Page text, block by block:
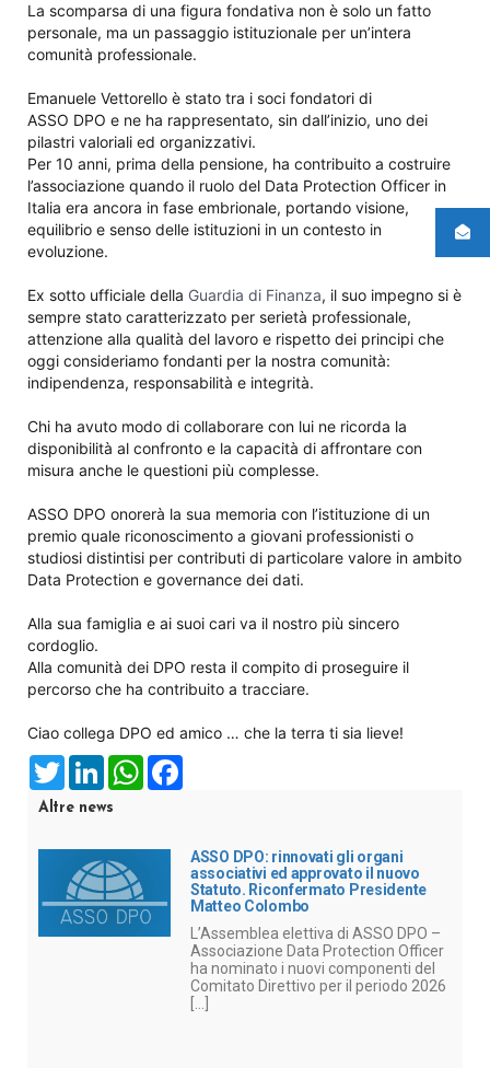
La scomparsa di una figura fondativa non è solo un fatto
personale, ma un passaggio istituzionale per un’intera
comunità professionale.
Emanuele Vettorello è stato tra i soci fondatori di
hashtag
ASSO DPO e ne ha rappresentato, sin dall’inizio, uno dei
pilastri valoriali ed organizzativi.
Per 10 anni, prima della pensione, ha contribuito a costruire
l’associazione quando il ruolo del Data Protection Officer in
Italia era ancora in fase embrionale, portando visione,
equilibrio e senso delle istituzioni in un contesto in
evoluzione.
Ex sotto ufficiale della Guardia di Finanza, il suo impegno si è
sempre stato caratterizzato per serietà professionale,
attenzione alla qualità del lavoro e rispetto dei principi che
oggi consideriamo fondanti per la nostra comunità:
indipendenza, responsabilità e integrità.
Chi ha avuto modo di collaborare con lui ne ricorda la
disponibilità al confronto e la capacità di affrontare con
misura anche le questioni più complesse.
ASSO DPO onorerà la sua memoria con l’istituzione di un
premio quale riconoscimento a giovani professionisti o
studiosi distintisi per contributi di particolare valore in ambito
Data Protection e governance dei dati.
Alla sua famiglia e ai suoi cari va il nostro più sincero
cordoglio.
Alla comunità dei DPO resta il compito di proseguire il
percorso che ha contribuito a tracciare.
Ciao collega DPO ed amico … che la terra ti sia lieve!
TwitterLinkedInWhatsApp
Altre news
ASSO DPO: rinnovati gli organi
associativi ed approvato il nuovo
Statuto. Riconfermato Presidente
Matteo Colombo
L’Assemblea elettiva di ASSO DPO –
Associazione Data Protection Officer
ha nominato i nuovi componenti del
Comitato Direttivo per il periodo 2026
[...]